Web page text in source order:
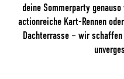
deine Sommerparty
actionreiche Kart-Rennen
Dachterrasse – wir